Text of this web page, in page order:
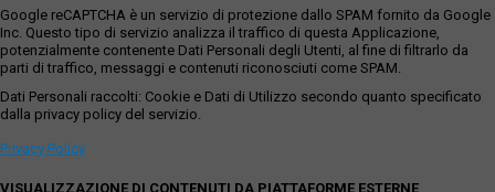
Google reCAPTCHA è un servizio di protezione dallo SPAM fornito da Google
Inc. Questo tipo di servizio analizza il traffico di questa Applicazione,
potenzialmente contenente Dati Personali degli Utenti, al fine di filtrarlo da
parti di traffico, messaggi e contenuti riconosciuti come SPAM.
Dati Personali raccolti: Cookie e Dati di Utilizzo secondo quanto specificato
dalla privacy policy del servizio.
Privacy Policy
VISUALIZZAZIONE DI CONTENUTI DA PIATTAFORME ESTERNE